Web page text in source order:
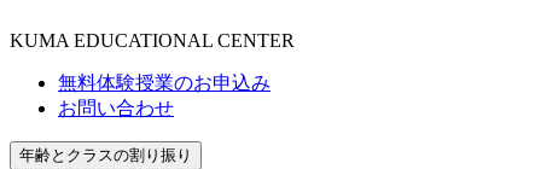
KUMA EDUCATIONAL CENTER
無料体験授業のお申込み
お問い合わせ
年齢とクラスの割り振り